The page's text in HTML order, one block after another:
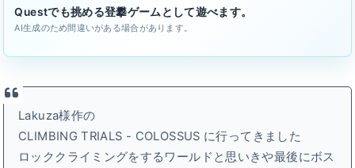
Questでも挑める登攀ゲームとして遊べます。
AI生成のため間違いがある場合があります。
Lakuza様作の
CLIMBING TRIALS - COLOSSUS に行ってきました
ロッククライミングをするワールドと思いきや最後にボス